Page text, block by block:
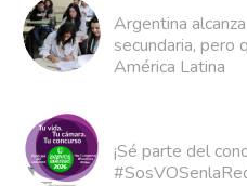
Argentina
secundaria, pero
América Latina
¡Sé parte del